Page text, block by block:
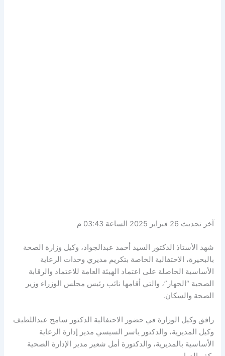
آخر تحديث 26 فبراير 2025 الساعة 03:43 م
شهد الأستاذ الدكتور السيد أحمد عبدالجواد، وكيل وزارة الصحة
بالبحيرة، الاحتفالية الخاصة بتكريم مديري وحدات الرعاية
الأساسية الحاصلة على اعتماد الهيئة العامة للاعتماد والرقابة
الصحية “الجهار”، والتي أقامها نائب رئيس مجلس الوزراء وزير
الصحة والسكان.
رافق وكيل الوزارة في حضور الاحتفالية الدكتور سامح عبداللطيف
وكيل المديرية، والدكتور ياسر السيسي مدير إدارة الرعاية
الأساسية بالمديرية، والدكتورة أمل شعير مدير الإدارة الصحية